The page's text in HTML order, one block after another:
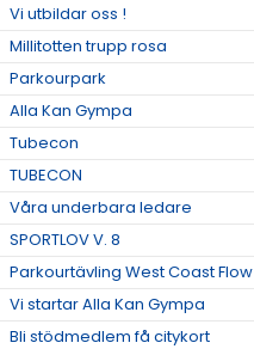
Vi utbildar oss !
Millitotten trupp rosa
Parkourpark
Alla Kan Gympa
Tubecon
TUBECON
Våra underbara ledare
SPORTLOV V. 8
Parkourtävling West Coast Flow
Vi startar Alla Kan Gympa
Bli stödmedlem få citykort